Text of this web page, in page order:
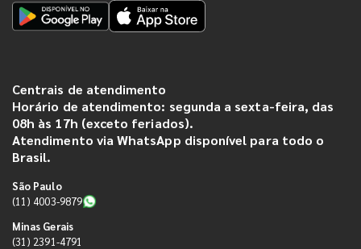
Centrais de atendimento
Horário de atendimento: segunda a sexta-feira, das
08h às 17h (exceto feriados).
Atendimento via WhatsApp disponível para todo o
Brasil.
São Paulo
(11) 4003-9879
Minas Gerais
(31) 2391-4791